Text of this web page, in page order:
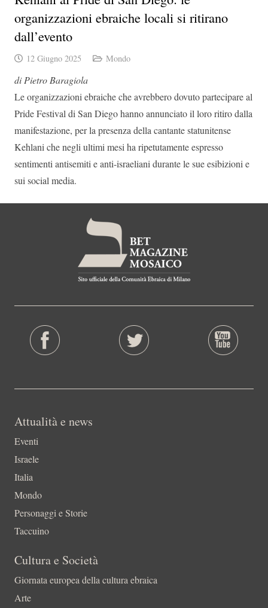
organizzazioni ebraiche locali si ritirano
dall’evento
12 Giugno 2025 Mondo
di Pietro Baragiola
Le organizzazioni ebraiche che avrebbero dovuto partecipare al
Pride Festival di San Diego hanno annunciato il loro ritiro dalla
manifestazione, per la presenza della cantante statunitense
Kehlani che negli ultimi mesi ha ripetutamente espresso
sentimenti antisemiti e anti-israeliani durante le sue esibizioni e
sui social media.
Attualità e news
Eventi
Israele
Italia
Mondo
Personaggi e Storie
Taccuino
Cultura e Società
Giornata europea della cultura ebraica
Arte